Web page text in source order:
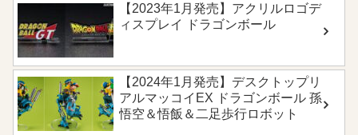
【2023年1月発売】アクリルロゴデ
ィスプレイ ドラゴンボール
【2024年1月発売】デスクトップリ
アルマッコイEX ドラゴンボール 孫
悟空＆悟飯＆二足歩行ロボット